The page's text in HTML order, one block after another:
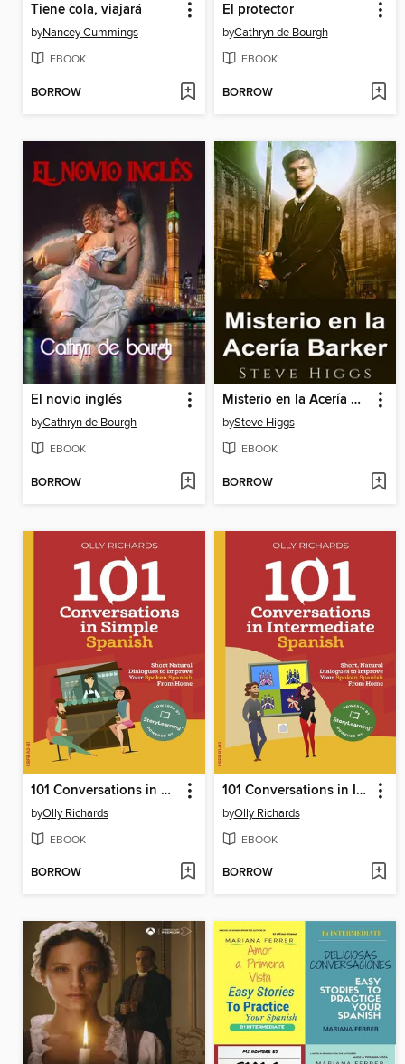
Tiene cola, viajará
byNancey Cummings
EBOOK
BORROW
El protector
byCathryn de Bourgh
EBOOK
BORROW
El novio inglés
byCathryn de Bourgh
EBOOK
BORROW
Misterio en la Acería Barker
bySteve Higgs
EBOOK
BORROW
101 Conversations in Simple Spanish
byOlly Richards
EBOOK
BORROW
101 Conversations in Intermediate Spanish
byOlly Richards
EBOOK
BORROW